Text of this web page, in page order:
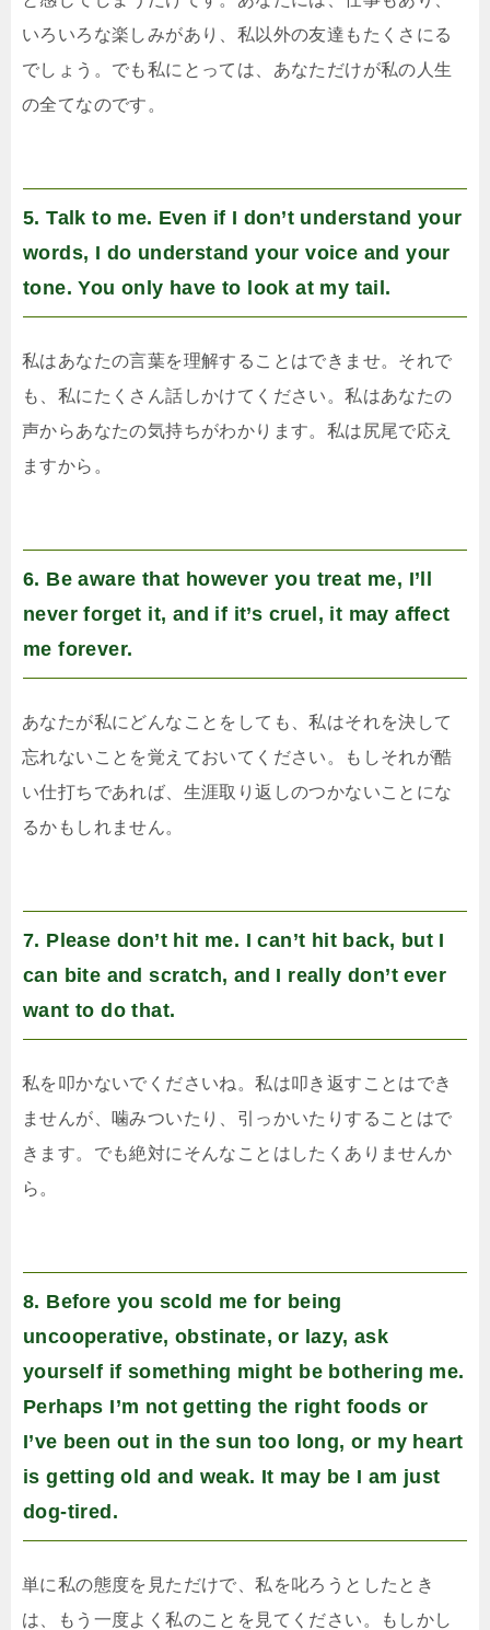
いろいろな楽しみがあり、私以外の友達もたくさにる
でしょう。でも私にとっては、あなただけが私の人生
の全てなのです。
5. Talk to me. Even if I don’t understand your
words, I do understand your voice and your
tone. You only have to look at my tail.
私はあなたの言葉を理解することはできませ。それで
も、私にたくさん話しかけてください。私はあなたの
声からあなたの気持ちがわかります。私は尻尾で応え
ますから。
6. Be aware that however you treat me, I’ll
never forget it, and if it’s cruel, it may affect
me forever.
あなたが私にどんなことをしても、私はそれを決して
忘れないことを覚えておいてください。もしそれが酷
い仕打ちであれば、生涯取り返しのつかないことにな
るかもしれません。
7. Please don’t hit me. I can’t hit back, but I
can bite and scratch, and I really don’t ever
want to do that.
私を叩かないでくださいね。私は叩き返すことはでき
ませんが、噛みついたり、引っかいたりすることはで
きます。でも絶対にそんなことはしたくありませんか
ら。
8. Before you scold me for being
uncooperative, obstinate, or lazy, ask
yourself if something might be bothering me.
Perhaps I’m not getting the right foods or
I’ve been out in the sun too long, or my heart
is getting old and weak. It may be I am just
dog-tired.
単に私の態度を見ただけで、私を叱ろうとしたとき
は、もう一度よく私のことを見てください。もしかし